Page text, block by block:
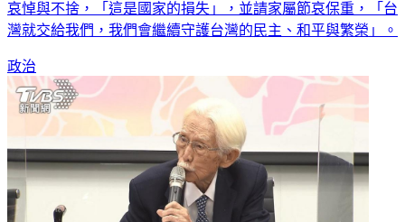
哀悼與不捨，「這是國家的損失」，並請家屬節哀保重，「台
灣就交給我們，我們會繼續守護台灣的民主、和平與繁榮」。
政治